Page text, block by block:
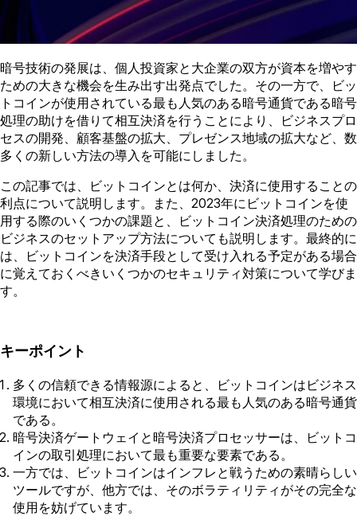
暗号技術の発展は、個人投資家と大企業の双方が資本を増やす
ための大きな機会を生み出す出発点でした。その一方で、ビッ
トコインが使用されている最も人気のある暗号通貨である暗号
処理の助けを借りて相互決済を行うことにより、ビジネスプロ
セスの開発、顧客基盤の拡大、プレゼンス地域の拡大など、数
多くの新しい方法の導入を可能にしました。
この記事では、ビットコインとは何か、決済に使用することの
利点について説明します。また、2023年にビットコインを使
用する際のいくつかの課題と、ビットコイン決済処理のための
ビジネスのセットアップ方法についても説明します。最終的に
は、ビットコインを決済手段として受け入れる予定がある場合
に覚えておくべきいくつかのセキュリティ対策について学びま
す。
キーポイント
多くの信頼できる情報源によると、ビットコインはビジネス
環境において相互決済に使用される最も人気のある暗号通貨
である。
暗号決済ゲートウェイと暗号決済プロセッサーは、ビットコ
インの取引処理において最も重要な要素である。
一方では、ビットコインはインフレと戦うための素晴らしい
ツールですが、他方では、そのボラティリティがその完全な
使用を妨げています。